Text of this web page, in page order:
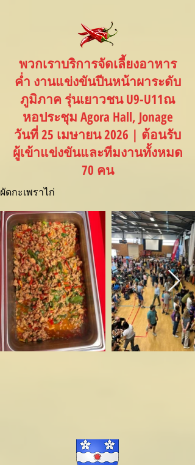
พวกเราบริการจัดเลี้ยงอาหาร
ค่ำ งานแข่งขันปีนหน้าผาระดับ
ภูมิภาค รุ่นเยาวชน U9-U11ณ
หอประชุม Agora Hall, Jonage
วันที่ 25 เมษายน 2026 | ต้อนรับ
ผู้เข้าแข่งขันและทีมงานทั้งหมด
70 คน
ผัดกะเพราไก่